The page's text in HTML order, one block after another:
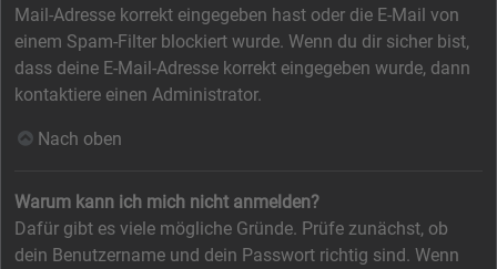
Mail-Adresse korrekt eingegeben hast oder die E-Mail von
einem Spam-Filter blockiert wurde. Wenn du dir sicher bist,
dass deine E-Mail-Adresse korrekt eingegeben wurde, dann
kontaktiere einen Administrator.
Nach oben
Warum kann ich mich nicht anmelden?
Dafür gibt es viele mögliche Gründe. Prüfe zunächst, ob
dein Benutzername und dein Passwort richtig sind. Wenn